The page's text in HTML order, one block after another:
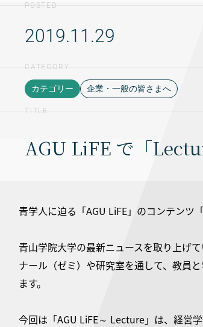
POSTED
2019.11.29
CATEGORY
カテゴリー 企業・一般の皆さまへ
TITLE
AGU LiFE で「
青学人に迫る「AGU LiFE」のコンテンツ
青山学院大学の最新ニュースを取り上げ
ナール（ゼミ）や研究室を通して、教員
ます。
今回は「AGU LiFE～ Lecture」は、経営